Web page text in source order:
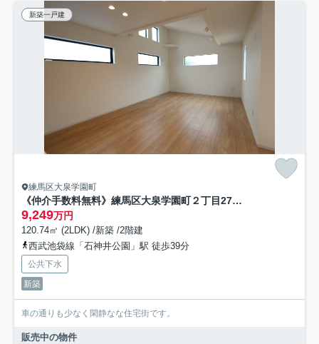
新築一戸建
練馬区大泉学園町
《仲介手数料無料》練馬区大泉学園町２丁目27-44新築一戸建てケイアイグレイス
9,249万円
120.74㎡ (2LDK) /新築 /2階建
西武池袋線「石神井公園」駅 徒歩39分
公共下水
新築
車の通りも少なく閑静なな住宅街です。
販売中の物件